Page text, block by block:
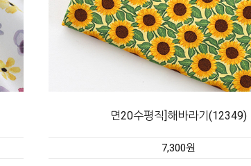
면20수평직]해바라기(12349)
7,300원